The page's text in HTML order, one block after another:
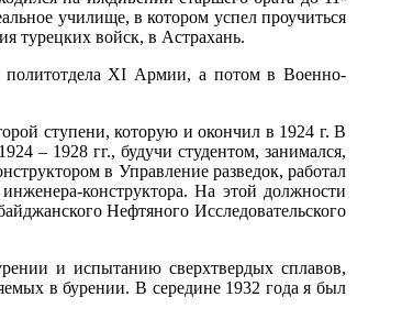
училище, в котором успел проучиться
турецких войск, в Астрахань.
политотдела XI Армии, а потом в Военно-
ступени, которую и окончил в 1924 г. В
– 1928 гг., будучи студентом, занимался,
в Управление разведок, работал
конструктора. На этой должности
Нефтяного Исследовательского
и испытанию сверхтвердых сплавов,
в бурении. В середине 1932 года я был